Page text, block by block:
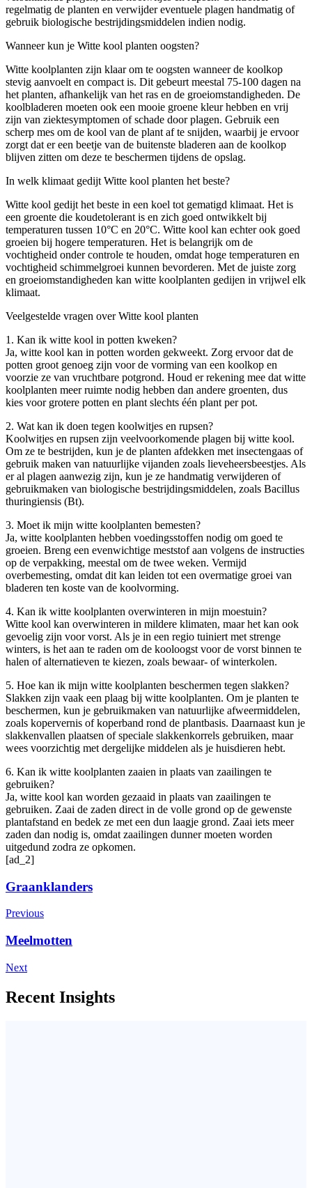
regelmatig de planten en verwijder eventuele plagen handmatig of
gebruik biologische bestrijdingsmiddelen indien nodig.
Wanneer kun je Witte kool planten oogsten?
Witte koolplanten zijn klaar om te oogsten wanneer de koolkop
stevig aanvoelt en compact is. Dit gebeurt meestal 75-100 dagen na
het planten, afhankelijk van het ras en de groeiomstandigheden. De
koolbladeren moeten ook een mooie groene kleur hebben en vrij
zijn van ziektesymptomen of schade door plagen. Gebruik een
scherp mes om de kool van de plant af te snijden, waarbij je ervoor
zorgt dat er een beetje van de buitenste bladeren aan de koolkop
blijven zitten om deze te beschermen tijdens de opslag.
In welk klimaat gedijt Witte kool planten het beste?
Witte kool gedijt het beste in een koel tot gematigd klimaat. Het is
een groente die koudetolerant is en zich goed ontwikkelt bij
temperaturen tussen 10°C en 20°C. Witte kool kan echter ook goed
groeien bij hogere temperaturen. Het is belangrijk om de
vochtigheid onder controle te houden, omdat hoge temperaturen en
vochtigheid schimmelgroei kunnen bevorderen. Met de juiste zorg
en groeiomstandigheden kan witte koolplanten gedijen in vrijwel elk
klimaat.
Veelgestelde vragen over Witte kool planten
1. Kan ik witte kool in potten kweken?
Ja, witte kool kan in potten worden gekweekt. Zorg ervoor dat de
potten groot genoeg zijn voor de vorming van een koolkop en
voorzie ze van vruchtbare potgrond. Houd er rekening mee dat witte
koolplanten meer ruimte nodig hebben dan andere groenten, dus
kies voor grotere potten en plant slechts één plant per pot.
2. Wat kan ik doen tegen koolwitjes en rupsen?
Koolwitjes en rupsen zijn veelvoorkomende plagen bij witte kool.
Om ze te bestrijden, kun je de planten afdekken met insectengaas of
gebruik maken van natuurlijke vijanden zoals lieveheersbeestjes. Als
er al plagen aanwezig zijn, kun je ze handmatig verwijderen of
gebruikmaken van biologische bestrijdingsmiddelen, zoals Bacillus
thuringiensis (Bt).
3. Moet ik mijn witte koolplanten bemesten?
Ja, witte koolplanten hebben voedingsstoffen nodig om goed te
groeien. Breng een evenwichtige meststof aan volgens de instructies
op de verpakking, meestal om de twee weken. Vermijd
overbemesting, omdat dit kan leiden tot een overmatige groei van
bladeren ten koste van de koolvorming.
4. Kan ik witte koolplanten overwinteren in mijn moestuin?
Witte kool kan overwinteren in mildere klimaten, maar het kan ook
gevoelig zijn voor vorst. Als je in een regio tuiniert met strenge
winters, is het aan te raden om de kooloogst voor de vorst binnen te
halen of alternatieven te kiezen, zoals bewaar- of winterkolen.
5. Hoe kan ik mijn witte koolplanten beschermen tegen slakken?
Slakken zijn vaak een plaag bij witte koolplanten. Om je planten te
beschermen, kun je gebruikmaken van natuurlijke afweermiddelen,
zoals kopervernis of koperband rond de plantbasis. Daarnaast kun je
slakkenvallen plaatsen of speciale slakkenkorrels gebruiken, maar
wees voorzichtig met dergelijke middelen als je huisdieren hebt.
6. Kan ik witte koolplanten zaaien in plaats van zaailingen te
gebruiken?
Ja, witte kool kan worden gezaaid in plaats van zaailingen te
gebruiken. Zaai de zaden direct in de volle grond op de gewenste
plantafstand en bedek ze met een dun laagje grond. Zaai iets meer
zaden dan nodig is, omdat zaailingen dunner moeten worden
uitgedund zodra ze opkomen.
[ad_2]
Post
Navigation
Graanklanders
Previous
Meelmotten
Next
Recent Insights